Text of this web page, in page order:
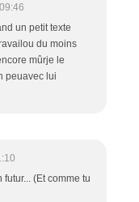
un petit texte
du moins
mûrje le
peuavec lui
(Et comme tu